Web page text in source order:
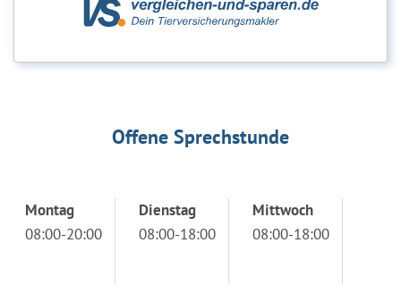
Offene Sprechstunde
Montag
08:00-20:00
Dienstag
08:00-18:00
Mittwoch
08:00-18:00